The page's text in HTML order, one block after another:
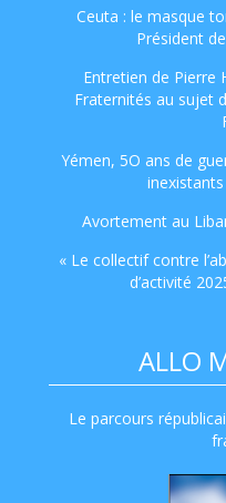
Ceuta : le masque
Président
Entretien de Pierre
Fraternités au sujet
Yémen, 5O ans de
Avortement au
« Le collectif contre
d’activité
ALLO
Le parcours